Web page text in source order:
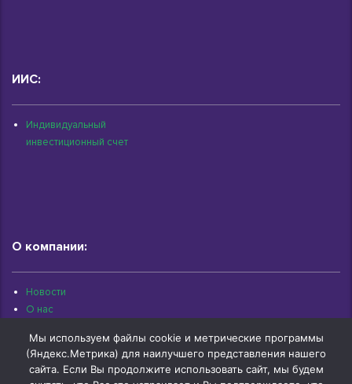
ИИС:
Индивидуальный
инвестиционный счет
О компании:
Новости
О нас
Контакты
Архив документов
Мы используем файлы cookie и метрические программы
(Яндекс.Метрика) для наилучшего представления нашего
сайта. Если Вы продолжите использовать сайт, мы будем